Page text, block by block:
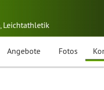
, Leichtathletik
Angebote Fotos